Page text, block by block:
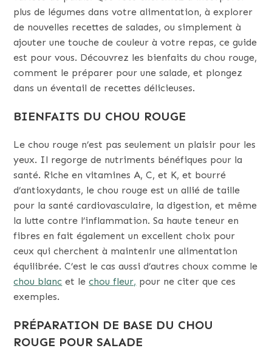
plus de légumes dans votre alimentation, à explorer
de nouvelles recettes de salades, ou simplement à
ajouter une touche de couleur à votre repas, ce guide
est pour vous. Découvrez les bienfaits du chou rouge,
comment le préparer pour une salade, et plongez
dans un éventail de recettes délicieuses.
BIENFAITS DU CHOU ROUGE
Le chou rouge n’est pas seulement un plaisir pour les
yeux. Il regorge de nutriments bénéfiques pour la
santé. Riche en vitamines A, C, et K, et bourré
d’antioxydants, le chou rouge est un allié de taille
pour la santé cardiovasculaire, la digestion, et même
la lutte contre l’inflammation. Sa haute teneur en
fibres en fait également un excellent choix pour
ceux qui cherchent à maintenir une alimentation
équilibrée. C’est le cas aussi d’autres choux comme le
chou blanc et lechou fleur, pour ne citer que ces
exemples.
PRÉPARATION DE BASE DU CHOU
ROUGE POUR SALADE